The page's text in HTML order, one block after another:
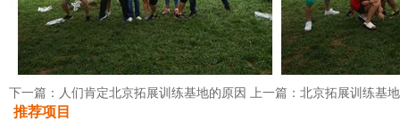
下一篇：人们肯定北京拓展训练基地的原因 上一篇：北京拓展训练基
推荐项目